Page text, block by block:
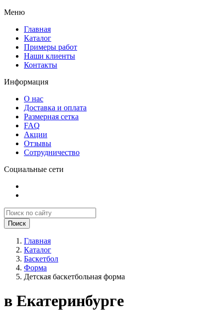
Меню
Главная
Каталог
Примеры работ
Наши клиенты
Контакты
Информация
О нас
Доставка и оплата
Размерная сетка
FAQ
Акции
Отзывы
Сотрудничество
Социальные сети
Поиск
Главная
Каталог
Баскетбол
Форма
Детская баскетбольная форма
в Екатеринбурге